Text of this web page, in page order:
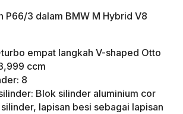
P66/3 dalam BMW M Hybrid V8
empat langkah V-shaped Otto
ccm
8
Blok silinder aluminium cor
lapisan besi sebagai lapisan